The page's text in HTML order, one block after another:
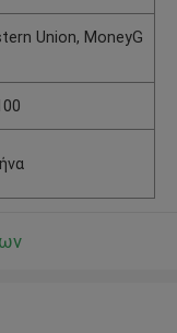
Union, MoneyG